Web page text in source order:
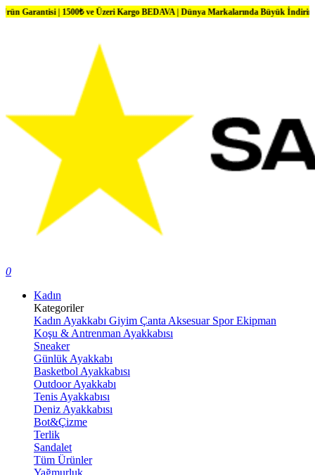
ve Üzeri Kargo BEDAVA | Dünya Markalarında Büyük İndirimler
0
Kadın
Kategoriler
Kadın Ayakkabı Giyim Çanta Aksesuar Spor Ekipman
Koşu & Antrenman Ayakkabısı
Sneaker
Günlük Ayakkabı
Basketbol Ayakkabısı
Outdoor Ayakkabı
Tenis Ayakkabısı
Deniz Ayakkabısı
Bot&Çizme
Terlik
Sandalet
Tüm Ürünler
Yağmurluk